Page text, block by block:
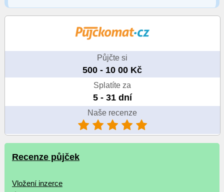
Půjčte si
500 - 10 00 Kč
Splatíte za
5 - 31 dní
Naše recenze
Recenze půjček
Vložení inzerce